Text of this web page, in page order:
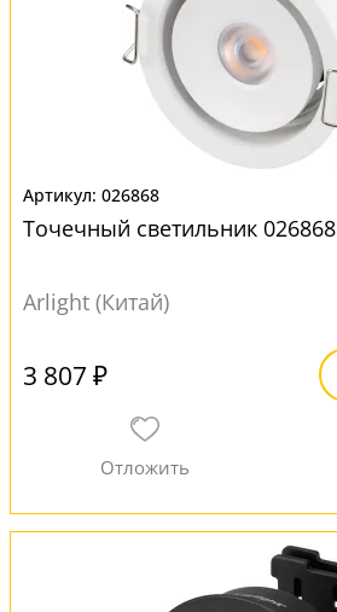
026868
Точечный светильник 026868
Arlight (Китай)
3 807 ₽